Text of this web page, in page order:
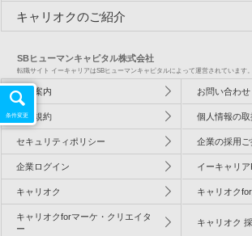
条件変更
キャリオクのご紹介
SBヒューマンキャピタル株式会社
転職サイト イーキャリアはSBヒューマンキャピタルによって運営されています。
会社案内 お問い合わせ
利用規約 個人情報の
セキュリティポリシー 企業の採用
企業ログイン イーキャリア
キャリオク キャリオク
キャリオクforマーケ・クリエイタ
ー
キャリオク